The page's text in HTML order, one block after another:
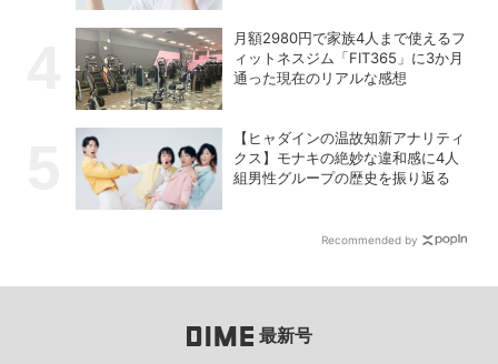
月額2980円で家族4人まで使えるフ
ィットネスジム「FIT365」に3か月
通った現在のリアルな感想
【ヒャダインの温故知新アナリティ
クス】モナキの絶妙な違和感に4人
組男性グループの歴史を振り返る
Recommended by
最新号